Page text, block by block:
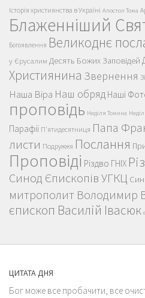
Історія християнства в Україні Апостол Тома
Блаженніший
Богоявлення Великоднє
у Єрусалим Десять Божих Заповідей
Християнина Звернення
Наша Віра Наш обряд Наші
проповідь Неділя Томина
Парафії П'ятидесятниця Папа
листи Подружжя Послання
Проповіді Різдво ГНІХ
Синод Єпископів УГКЦ
митрополит Володимир
єпископ Василій Івасюк
ЦИТАТА ДНЯ
Бог може все пробачити, все